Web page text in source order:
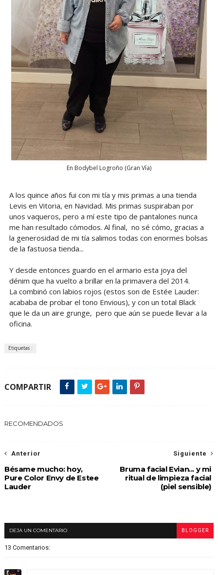
En Bodybel Logroño (Gran Vía)
A los quince años fui con mi tía y mis primas a una tienda
Levis en Vitoria, en Navidad. Mis primas suspiraban por
unos vaqueros, pero a mí este tipo de pantalones nunca
me han resultado cómodos. Al final, no sé cómo, gracias a
la generosidad de mi tía salimos todas con enormes bolsas
de la fastuosa tienda...
Y desde entonces guardo en el armario esta joya del
dénim que ha vuelto a brillar en la primavera del 2014.
La combinó con labios rojos (estos son de Estée Lauder:
acababa de probar el tono Envious), y con un total Black
que le da un aire grunge, pero que aún se puede llevar a la
oficina.
Etiquetas :
COMPARTIR
RECOMENDADOS
Siguiente
Bruma facial Evian... y mi
ritual de limpieza facial
(piel sensible)
Anterior
Bésame mucho: hoy,
Pure Color Envy de Estee
Lauder
DEJA UN COMENTARIO BLOGGER
13 Comentarios: